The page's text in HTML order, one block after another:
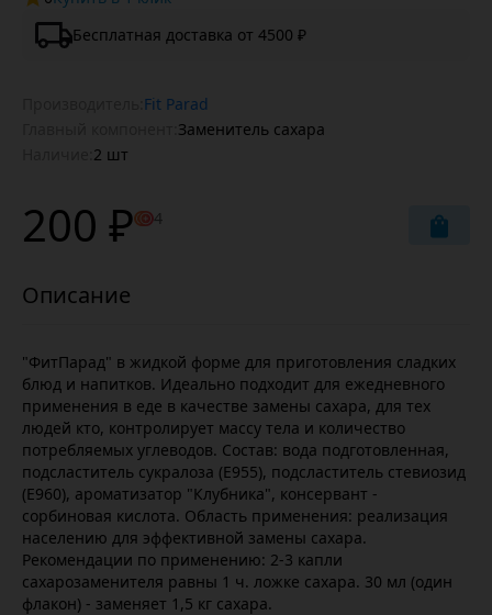
Бесплатная доставка от 4500 ₽
Fit Parad
Заменитель сахара
2 шт
200 ₽ 4
"ФитПарад" в жидкой форме для приготовления сладких
блюд и напитков. Идеально подходит для ежедневного
применения в еде в качестве замены сахара, для тех
людей кто, контролирует массу тела и количество
потребляемых углеводов. Состав: вода подготовленная,
подсластитель сукралоза (Е955), подсластитель стевиозид
(Е960), ароматизатор "Клубника", консервант -
сорбиновая кислота. Область применения: реализация
населению для эффективной замены сахара.
Рекомендации по применению: 2-3 капли
сахарозаменителя равны 1 ч. ложке сахара. 30 мл (один
флакон) - заменяет 1,5 кг сахара.